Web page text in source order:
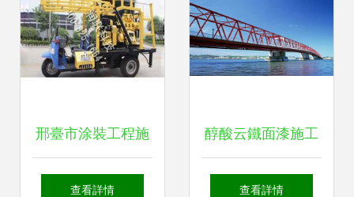
邢臺市涂裝工程施
工批發與供應 擁抱
查看詳情
醇酸云鐵面漆施工
工藝及涂裝注意事
查看詳情